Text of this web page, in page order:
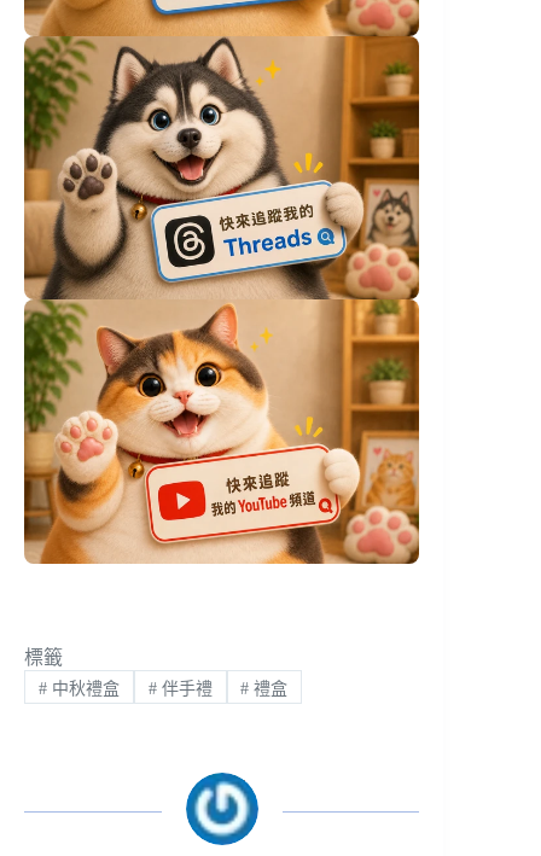
標籤
#中秋禮盒 #伴手禮 # 禮盒